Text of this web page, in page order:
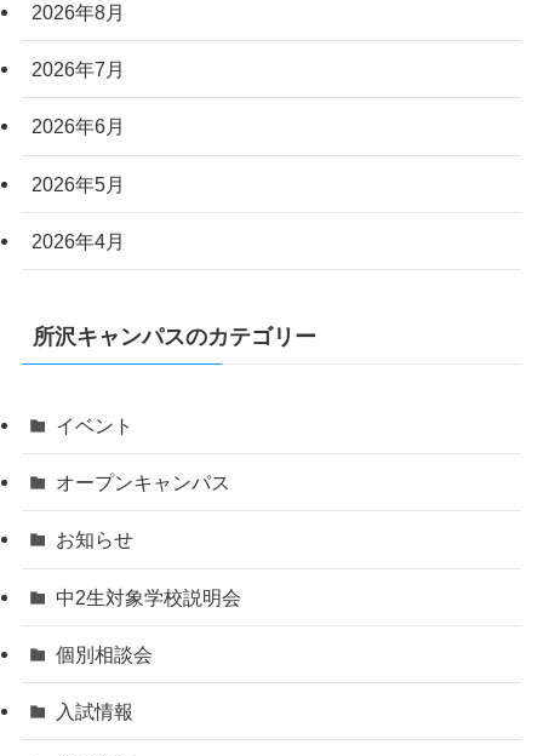
2026年8月
2026年7月
2026年6月
2026年5月
2026年4月
所沢キャンパスのカテゴリー
イベント
オープンキャンパス
お知らせ
中2生対象学校説明会
個別相談会
入試情報